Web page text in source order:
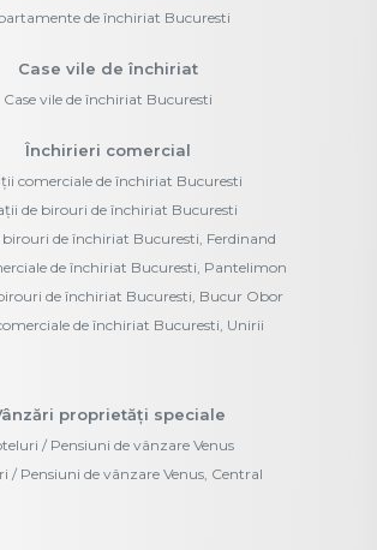
de închiriat Bucuresti
Case vile de închiriat
Case vile de închiriat Bucuresti
Închirieri comercial
comerciale de închiriat Bucuresti
de birouri de închiriat Bucuresti
birouri de închiriat Bucuresti, Ferdinand
de închiriat Bucuresti, Pantelimon
de închiriat Bucuresti, Bucur Obor
de închiriat Bucuresti, Unirii
proprietăți speciale
/ Pensiuni de vânzare Venus
/ Pensiuni de vânzare Venus, Central